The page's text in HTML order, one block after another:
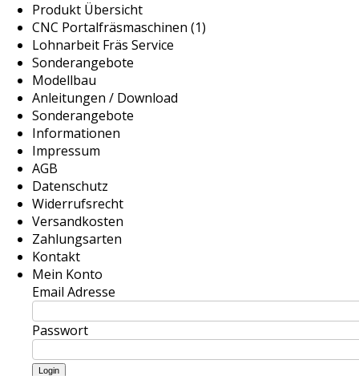
Produkt Übersicht
CNC Portalfräsmaschinen (1)
Lohnarbeit Fräs Service
Sonderangebote
Modellbau
Anleitungen / Download
Sonderangebote
Informationen
Impressum
AGB
Datenschutz
Widerrufsrecht
Versandkosten
Zahlungsarten
Kontakt
Mein Konto
Email Adresse
Passwort